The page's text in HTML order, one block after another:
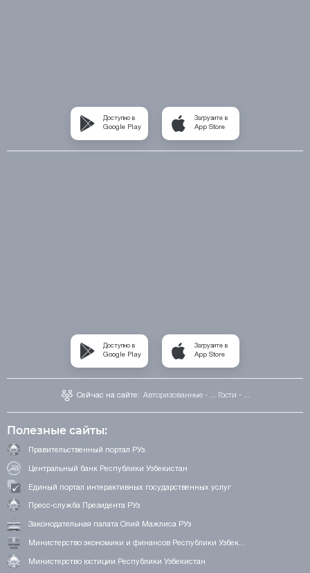
Доступно в
Google Play
Загрузите в
App Store
Доступно в
Google Play
Загрузите в
App Store
Сейчас на сайте: Авторизованные - ... Гости - ...
Полезные сайты:
Правительственный портал РУз.
Центральный банк Республики Узбекистан
Единый портал интерактивных государственных услуг
Пресс-служба Президента РУз
Законодательная палата Олий Мажлиса РУз
Министерство экономики и финансов Республики Узбек...
Министерство юстиции Республики Узбекистан